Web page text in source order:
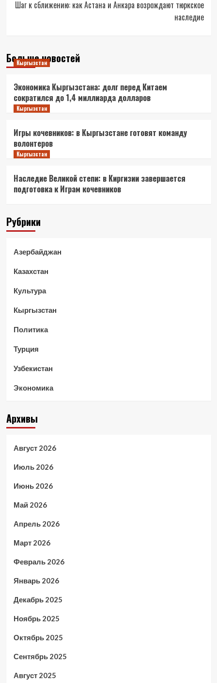
Шаг к сближению: как Астана и Анкара возрождают тюркское
наследие
Больше новостей
Кыргызстан
Экономика Кыргызстана: долг перед Китаем
сократился до 1,4 миллиарда долларов
Кыргызстан
Игры кочевников: в Кыргызстане готовят команду
волонтеров
Кыргызстан
Наследие Великой степи: в Киргизии завершается
подготовка к Играм кочевников
Рубрики
Азербайджан
Казахстан
Культура
Кыргызстан
Политика
Турция
Узбекистан
Экономика
Архивы
Август 2026
Июль 2026
Июнь 2026
Май 2026
Апрель 2026
Март 2026
Февраль 2026
Январь 2026
Декабрь 2025
Ноябрь 2025
Октябрь 2025
Сентябрь 2025
Август 2025